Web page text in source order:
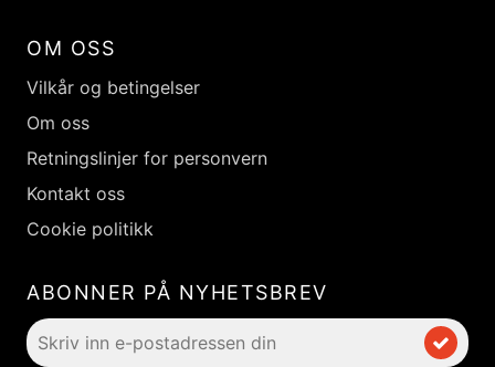
OM OSS
Vilkår og betingelser
Om oss
Retningslinjer for personvern
Kontakt oss
Cookie politikk
ABONNER PÅ NYHETSBREV